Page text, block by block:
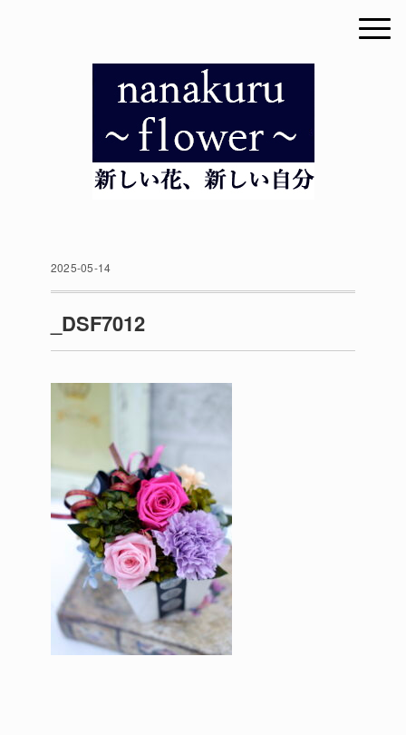
2025-05-14
_DSF7012